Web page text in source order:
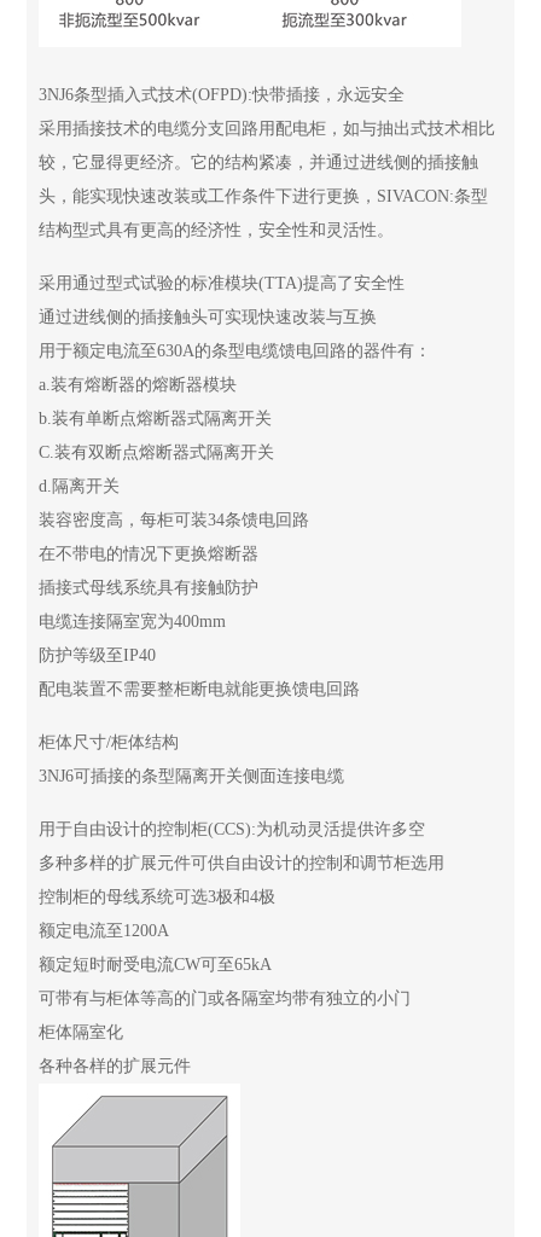
3NJ6条型插入式技术(OFPD):快带插接，永远安全
采用插接技术的电缆分支回路用配电柜，如与抽出式技术相比
较，它显得更经济。它的结构紧凑，并通过进线侧的插接触
头，能实现快速改装或工作条件下进行更换，SIVACON:条型
结构型式具有更高的经济性，安全性和灵活性。
采用通过型式试验的标准模块(TTA)提高了安全性
通过进线侧的插接触头可实现快速改装与互换
用于额定电流至630A的条型电缆馈电回路的器件有：
a.装有熔断器的熔断器模块
b.装有单断点熔断器式隔离开关
C.装有双断点熔断器式隔离开关
d.隔离开关
装容密度高，每柜可装34条馈电回路
在不带电的情况下更换熔断器
插接式母线系统具有接触防护
电缆连接隔室宽为400mm
防护等级至IP40
配电装置不需要整柜断电就能更换馈电回路
柜体尺寸/柜体结构
3NJ6可插接的条型隔离开关侧面连接电缆
用于自由设计的控制柜(CCS):为机动灵活提供许多空
多种多样的扩展元件可供自由设计的控制和调节柜选用
控制柜的母线系统可选3极和4极
额定电流至1200A
额定短时耐受电流CW可至65kA
可带有与柜体等高的门或各隔室均带有独立的小门
柜体隔室化
各种各样的扩展元件